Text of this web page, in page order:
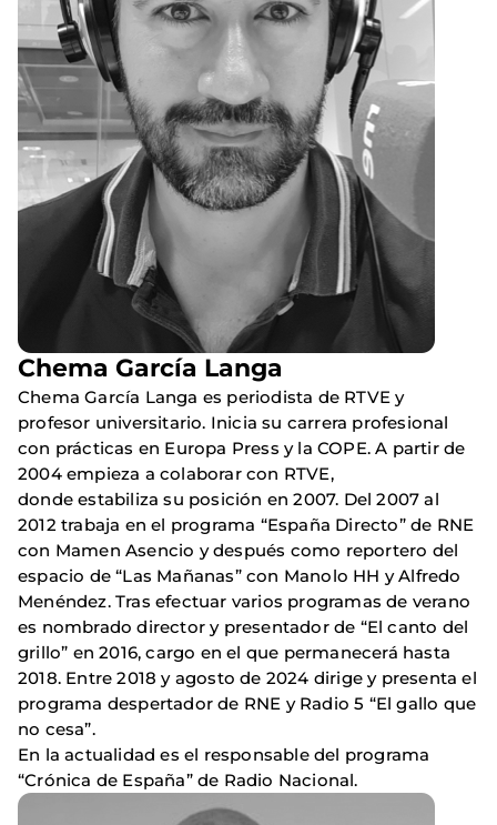
Chema García Langa
Chema García Langa es periodista de RTVE y
profesor universitario. Inicia su carrera profesional
con prácticas en Europa Press y la COPE. A partir de
2004 empieza a colaborar con RTVE,
donde estabiliza su posición en 2007. Del 2007 al
2012 trabaja en el programa “España Directo” de RNE
con Mamen Asencio y después como reportero del
espacio de “Las Mañanas” con Manolo HH y Alfredo
Menéndez. Tras efectuar varios programas de verano
es nombrado director y presentador de “El canto del
grillo” en 2016, cargo en el que permanecerá hasta
2018. Entre 2018 y agosto de 2024 dirige y presenta el
programa despertador de RNE y Radio 5 “El gallo que
no cesa”.
En la actualidad es el responsable del programa
“Crónica de España” de Radio Nacional.